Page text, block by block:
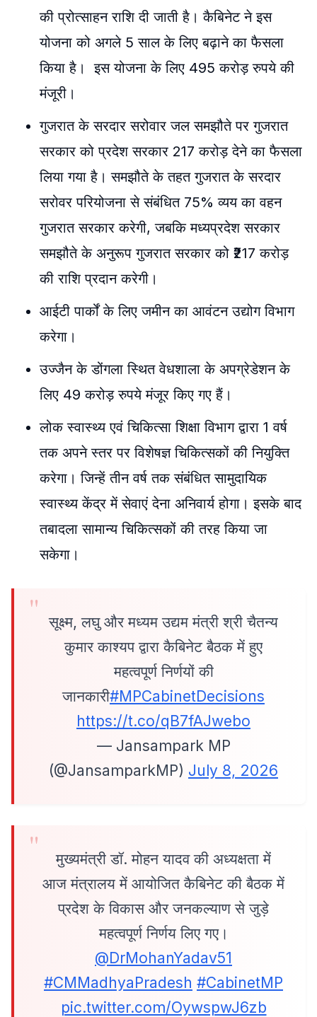
की प्रोत्साहन राशि दी जाती है। कैबिनेट ने इस
योजना को अगले 5 साल के लिए बढ़ाने का फैसला
किया है। इस योजना के लिए 495 करोड़ रुपये की
मंजूरी।
गुजरात के सरदार सरोवार जल समझौते पर गुजरात
सरकार को प्रदेश सरकार 217 करोड़ देने का फैसला
लिया गया है। समझौते के तहत गुजरात के सरदार
सरोवर परियोजना से संबंधित 75% व्यय का वहन
गुजरात सरकार करेगी, जबकि मध्यप्रदेश सरकार
समझौते के अनुरूप गुजरात सरकार को ₹217 करोड़
की राशि प्रदान करेगी।
आईटी पार्कों के लिए जमीन का आवंटन उद्योग विभाग
करेगा।
उज्जैन के डोंगला स्थित वेधशाला के अपग्रेडेशन के
लिए 49 करोड़ रुपये मंजूर किए गए हैं।
लोक स्वास्थ्य एवं चिकित्सा शिक्षा विभाग द्वारा 1 वर्ष
तक अपने स्तर पर विशेषज्ञ चिकित्सकों की नियुक्ति
करेगा। जिन्हें तीन वर्ष तक संबंधित सामुदायिक
स्वास्थ्य केंद्र में सेवाएं देना अनिवार्य होगा। इसके बाद
तबादला सामान्य चिकित्सकों की तरह किया जा
सकेगा।
सूक्ष्म, लघु और मध्यम उद्यम मंत्री श्री चैतन्य
कुमार काश्यप द्वारा कैबिनेट बैठक में हुए
महत्वपूर्ण निर्णयों की
जानकारी#MPCabinetDecisions
https://t.co/qB7fAJwebo
— Jansampark MP
(@JansamparkMP) July 8, 2026
मुख्यमंत्री डॉ. मोहन यादव की अध्यक्षता में
आज मंत्रालय में आयोजित कैबिनेट की बैठक में
प्रदेश के विकास और जनकल्याण से जुड़े
महत्वपूर्ण निर्णय लिए गए।
@DrMohanYadav51
#CMMadhyaPradesh #CabinetMP
pic.twitter.com/OywspwJ6zb